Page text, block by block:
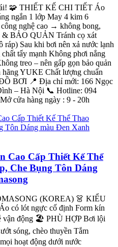
🧩 THIẾT KẾ CHI TIẾT Áo
ngắn 1 lớp May 4 kim 6
nghệ cao → không bong,
BẢO QUẢN Tránh cọ xát
ráp) Sau khi bơi nên xả nước lạnh
tẩy mạnh Không phơi nắng
treo – nên gấp gọn bảo quản
YUKE Chất lượng chuẩn
BƠI 📍 Địa chỉ mới: 166 Ngọc
– Hà Nội 📞 Hotline: 094
cửa hàng ngày : 9 - 20h
Cao Cấp Thiết Kế Thể
Che Bụng Tôn Dáng
(KOREA) 👗 KIỂU
có lót ngực cố định Form kín
vận động 🏖 PHÙ HỢP Bơi lội
sóng, chèo thuyền Tắm
hoạt động dưới nước